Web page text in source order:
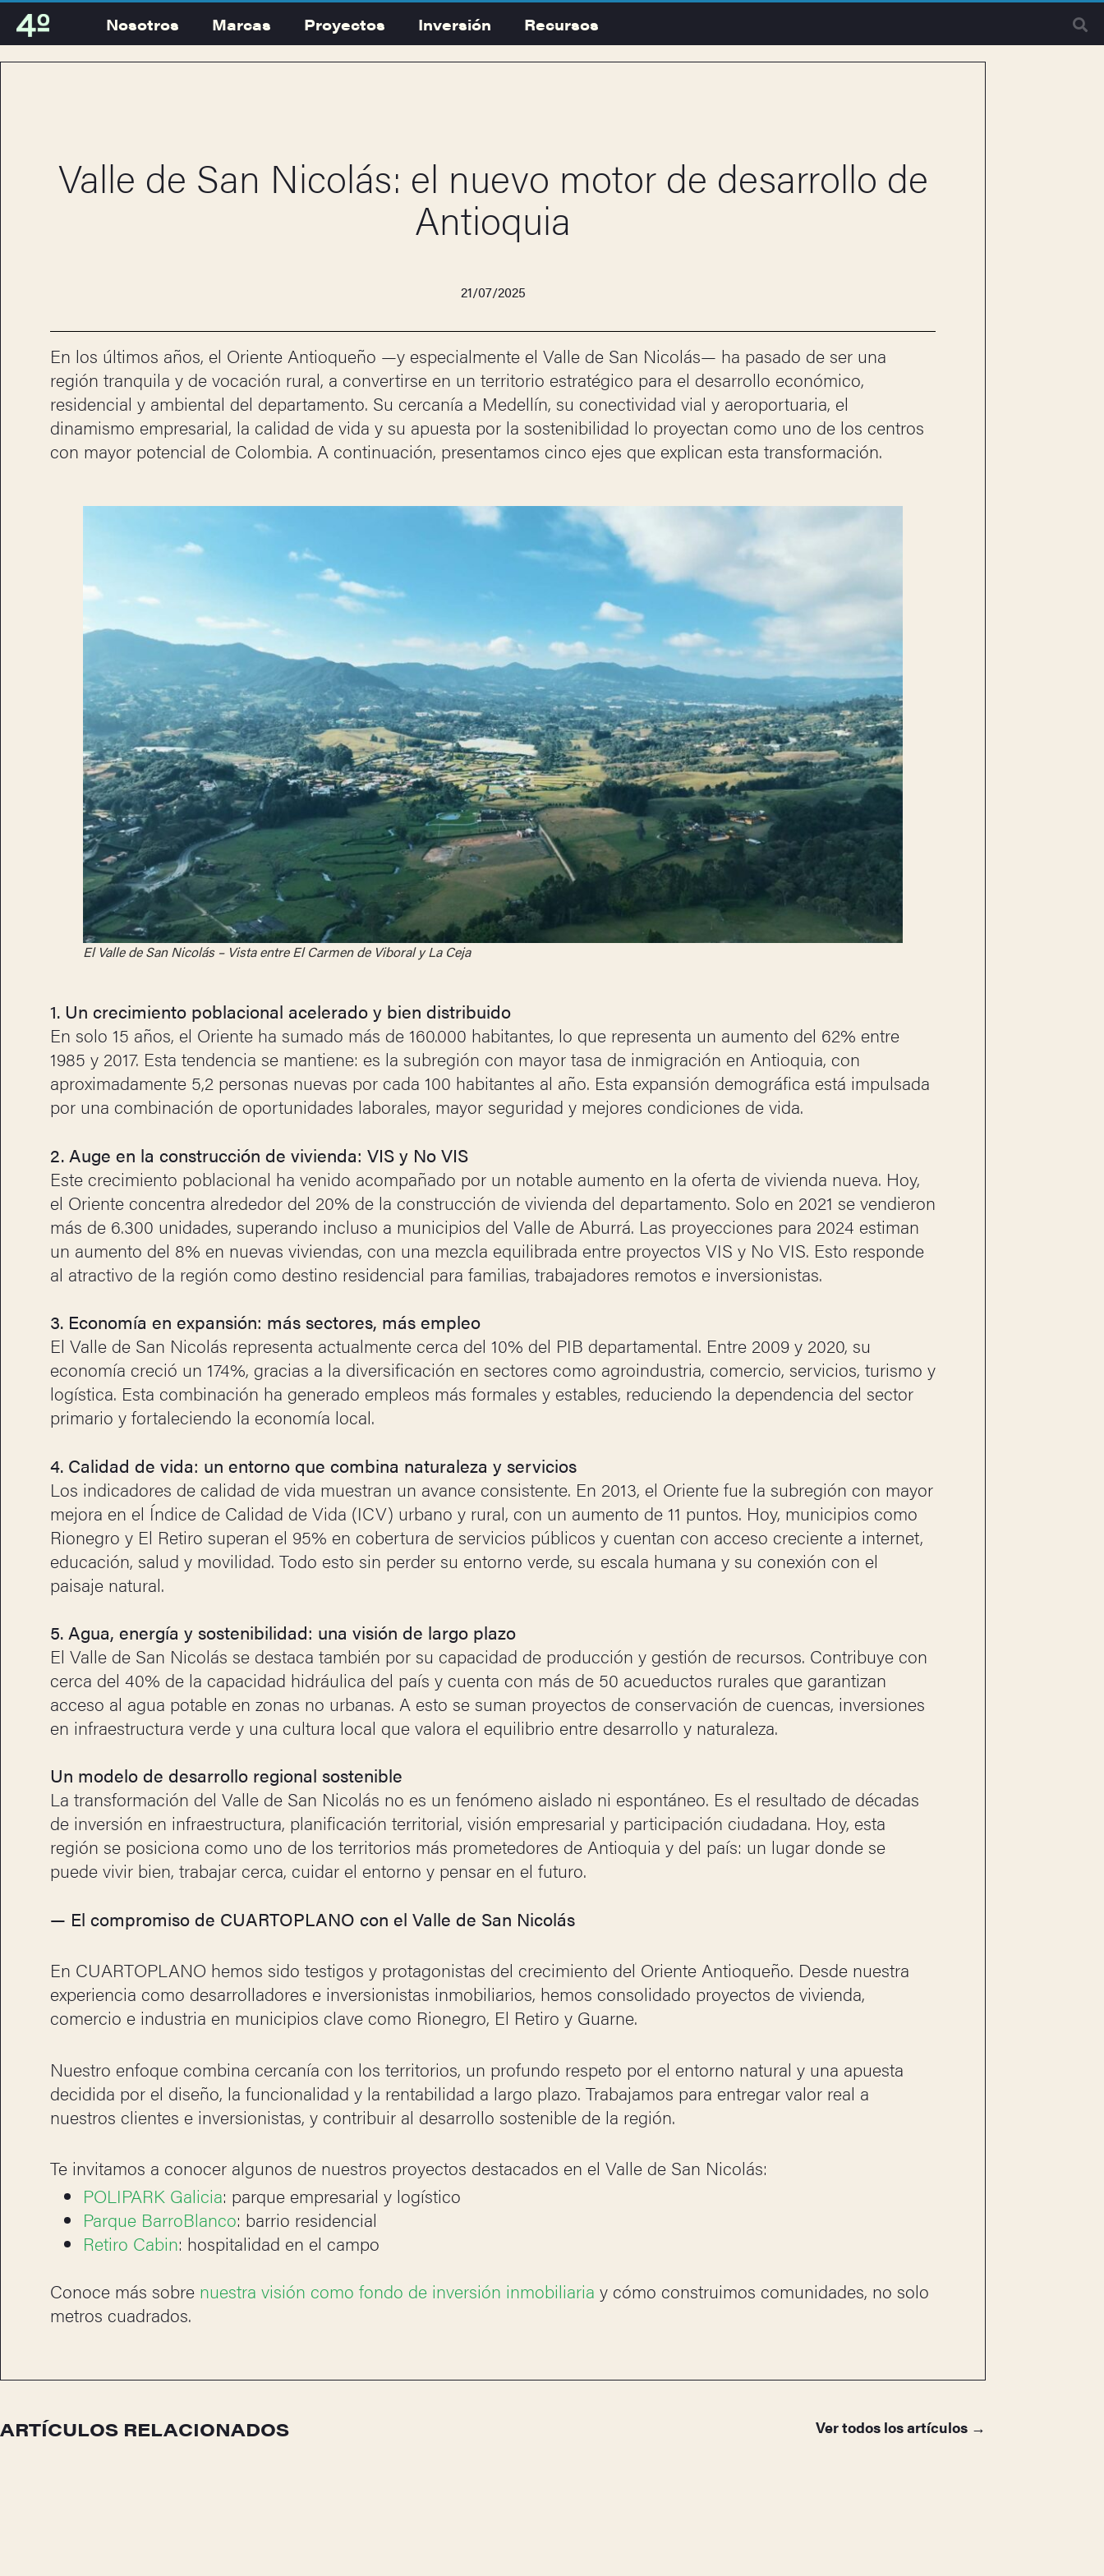
Nosotros Marcas Proyectos Inversión Recursos
Valle de San Nicolás: el nuevo motor de desarrollo de
Antioquia
21/07/2025
En los últimos años, el Oriente Antioqueño —y especialmente el Valle de San Nicolás— ha pasado de ser una
región tranquila y de vocación rural, a convertirse en un territorio estratégico para el desarrollo económico,
residencial y ambiental del departamento. Su cercanía a Medellín, su conectividad vial y aeroportuaria, el
dinamismo empresarial, la calidad de vida y su apuesta por la sostenibilidad lo proyectan como uno de los centros
con mayor potencial de Colombia. A continuación, presentamos cinco ejes que explican esta transformación.
El Valle de San Nicolás – Vista entre El Carmen de Viboral y La Ceja
1. Un crecimiento poblacional acelerado y bien distribuido
En solo 15 años, el Oriente ha sumado más de 160.000 habitantes, lo que representa un aumento del 62% entre
1985 y 2017. Esta tendencia se mantiene: es la subregión con mayor tasa de inmigración en Antioquia, con
aproximadamente 5,2 personas nuevas por cada 100 habitantes al año. Esta expansión demográfica está impulsada
por una combinación de oportunidades laborales, mayor seguridad y mejores condiciones de vida.
2. Auge en la construcción de vivienda: VIS y No VIS
Este crecimiento poblacional ha venido acompañado por un notable aumento en la oferta de vivienda nueva. Hoy,
el Oriente concentra alrededor del 20% de la construcción de vivienda del departamento. Solo en 2021 se vendieron
más de 6.300 unidades, superando incluso a municipios del Valle de Aburrá. Las proyecciones para 2024 estiman
un aumento del 8% en nuevas viviendas, con una mezcla equilibrada entre proyectos VIS y No VIS. Esto responde
al atractivo de la región como destino residencial para familias, trabajadores remotos e inversionistas.
3. Economía en expansión: más sectores, más empleo
El Valle de San Nicolás representa actualmente cerca del 10% del PIB departamental. Entre 2009 y 2020, su
economía creció un 174%, gracias a la diversificación en sectores como agroindustria, comercio, servicios, turismo y
logística. Esta combinación ha generado empleos más formales y estables, reduciendo la dependencia del sector
primario y fortaleciendo la economía local.
4. Calidad de vida: un entorno que combina naturaleza y servicios
Los indicadores de calidad de vida muestran un avance consistente. En 2013, el Oriente fue la subregión con mayor
mejora en el Índice de Calidad de Vida (ICV) urbano y rural, con un aumento de 11 puntos. Hoy, municipios como
Rionegro y El Retiro superan el 95% en cobertura de servicios públicos y cuentan con acceso creciente a internet,
educación, salud y movilidad. Todo esto sin perder su entorno verde, su escala humana y su conexión con el
paisaje natural.
5. Agua, energía y sostenibilidad: una visión de largo plazo
El Valle de San Nicolás se destaca también por su capacidad de producción y gestión de recursos. Contribuye con
cerca del 40% de la capacidad hidráulica del país y cuenta con más de 50 acueductos rurales que garantizan
acceso al agua potable en zonas no urbanas. A esto se suman proyectos de conservación de cuencas, inversiones
en infraestructura verde y una cultura local que valora el equilibrio entre desarrollo y naturaleza.
Un modelo de desarrollo regional sostenible
La transformación del Valle de San Nicolás no es un fenómeno aislado ni espontáneo. Es el resultado de décadas
de inversión en infraestructura, planificación territorial, visión empresarial y participación ciudadana. Hoy, esta
región se posiciona como uno de los territorios más prometedores de Antioquia y del país: un lugar donde se
puede vivir bien, trabajar cerca, cuidar el entorno y pensar en el futuro.
— El compromiso de CUARTOPLANO con el Valle de San Nicolás
En CUARTOPLANO hemos sido testigos y protagonistas del crecimiento del Oriente Antioqueño. Desde nuestra
experiencia como desarrolladores e inversionistas inmobiliarios, hemos consolidado proyectos de vivienda,
comercio e industria en municipios clave como Rionegro, El Retiro y Guarne.
Nuestro enfoque combina cercanía con los territorios, un profundo respeto por el entorno natural y una apuesta
decidida por el diseño, la funcionalidad y la rentabilidad a largo plazo. Trabajamos para entregar valor real a
nuestros clientes e inversionistas, y contribuir al desarrollo sostenible de la región.
Te invitamos a conocer algunos de nuestros proyectos destacados en el Valle de San Nicolás:
POLIPARK Galicia: parque empresarial y logístico
Parque BarroBlanco: barrio residencial
Retiro Cabin: hospitalidad en el campo
Conoce más sobre nuestra visión como fondo de inversión inmobiliaria y cómo construimos comunidades, no solo
metros cuadrados.
ARTÍCULOS RELACIONADOS Ver todos los artículos →